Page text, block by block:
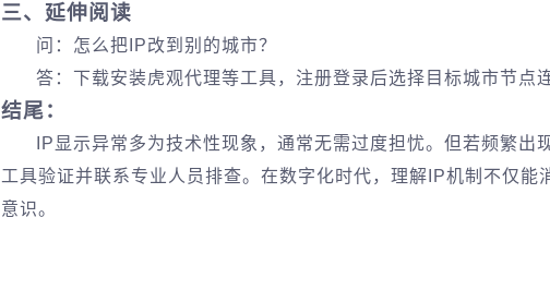
三、延伸阅读
问：怎么把IP改到别的城市？
答：下载安装虎观代理等工具，注册登录后选择目标城市节点
结尾‌：
IP显示异常多为技术性现象，通常无需过度担忧。但若频繁出
工具验证并联系专业人员排查。在数字化时代，理解IP机制不仅能
意识。